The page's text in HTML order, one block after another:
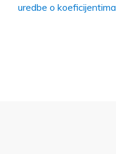
uredbe o koeficijentima